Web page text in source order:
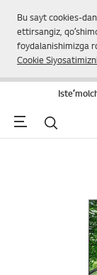
Bu sayt cookies-
ettirsangiz,
foydalanishimizga
Cookie
Menu Qidirish